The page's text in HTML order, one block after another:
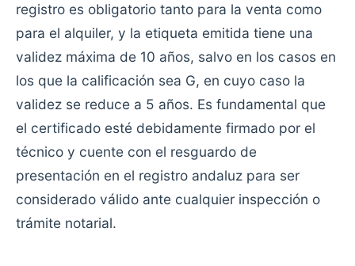
registro es obligatorio tanto para la venta como
para el alquiler, y la etiqueta emitida tiene una
validez máxima de 10 años, salvo en los casos en
los que la calificación sea G, en cuyo caso la
validez se reduce a 5 años. Es fundamental que
el certificado esté debidamente firmado por el
técnico y cuente con el resguardo de
presentación en el registro andaluz para ser
considerado válido ante cualquier inspección o
trámite notarial.